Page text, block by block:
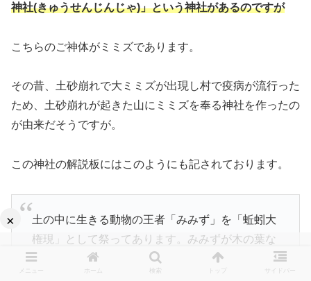
神社(きゅうせんじんじゃ)」という神社があるのですが
こちらのご神体がミミズであります。
その昔、土砂崩れで大ミミズが出現し村で疫病が流行った
ため、土砂崩れが起きた山にミミズを奉る神社を作ったの
が由来だそうですが。
この神社の解説板にはこのようにも記されております。
土の中に生きる動物の王者「みみず」を「蚯蚓大
権現」として祭ってあります。みみずが木の葉な
どを食べ糞にして「土」ができるため、「土の神
メニュー ホーム 検索 トップ サイドバー
×